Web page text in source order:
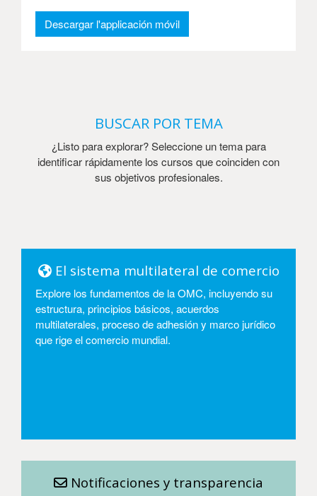
Descargar l'applicación móvil
BUSCAR POR TEMA
¿Listo para explorar? Seleccione un tema para
identificar rápidamente los cursos que coinciden con
sus objetivos profesionales.
El sistema multilateral de comercio
Explore los fundamentos de la OMC, incluyendo su
estructura, principios básicos, acuerdos
multilaterales, proceso de adhesión y marco jurídico
que rige el comercio mundial.
Notificaciones y transparencia